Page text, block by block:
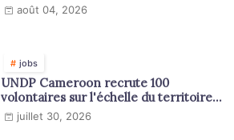
août 04, 2026
jobs
UNDP Cameroon recrute 100
volontaires sur l'échelle du territoire
national
juillet 30, 2026